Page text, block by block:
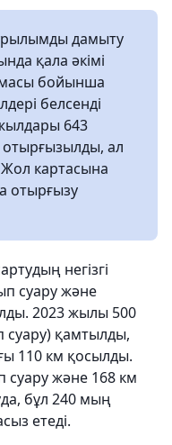
дамыту
қала әкімі
бойынша
белсенді
643
ал
Жол картасына
отырғызу
негізгі
суару және
2023 жылы 500
қамтылды,
110 км қосылды.
және 168 км
бұл 240 мың
етеді.